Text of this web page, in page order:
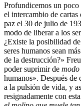
Profundicemos un poco
el intercambio de
paz el 30 de julio de
modo de liberar a los
¿Existe la posibilidad
seres humanos sean
de la destrucción?»
poder suprimir de
humanos». Después de
a la pulsión de vida, y
resignadamente con